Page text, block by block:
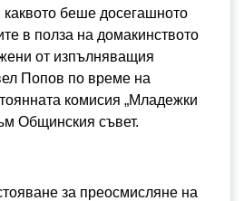
беше досегашното
в полза на домакинството
от изпълняващия
Попов по време на
комисия „Младежки
Общинския съвет.
за преосмисляне на